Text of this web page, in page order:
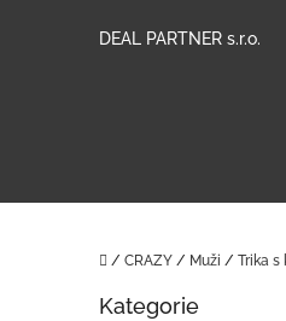
DEAL PARTNER s.r.o.
Domů
/ CRAZY / Muži / Trika s
Přeskočit
Kategorie